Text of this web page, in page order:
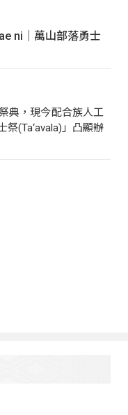
ni｜萬山部落勇士
典，現今配合族人工
(Ta‘avala)」凸顯辦